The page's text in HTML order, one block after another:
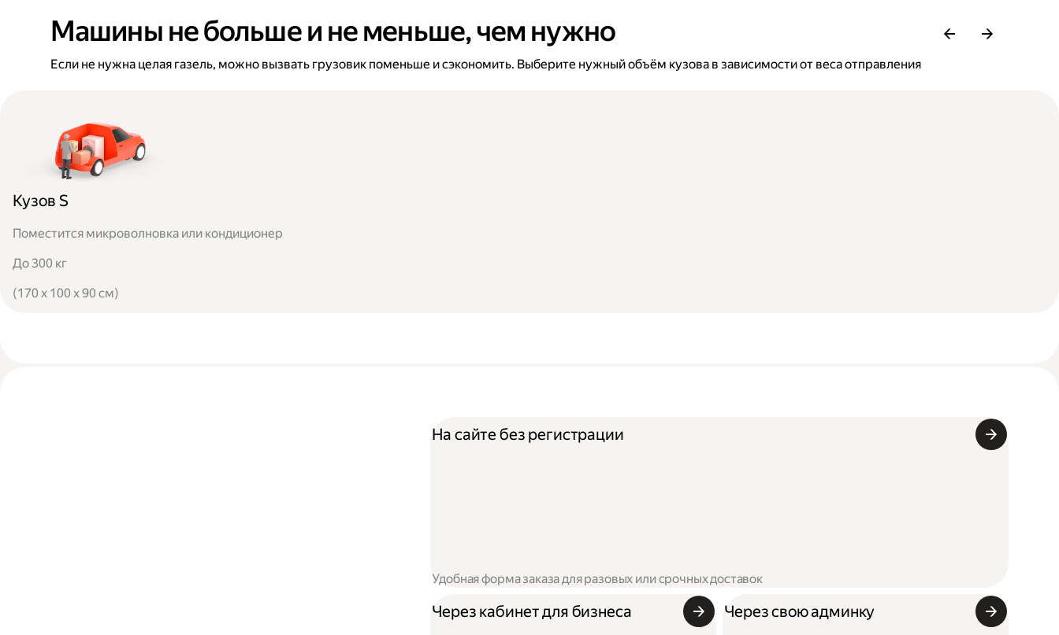
Машины не больше и не меньше, чем нужно
Если не нужна целая газель, можно вызвать грузовик поменьше и сэкономить. Выберите нужный объём кузова в зависимости от веса отправления
Кузов S
Поместится микроволновка или кондиционер
До 300 кг
(170 x 100 x 90 см)
На сайте без регистрации
Удобная форма заказа для разовых или срочных доставок
Через кабинет для бизнеса Через свою админку